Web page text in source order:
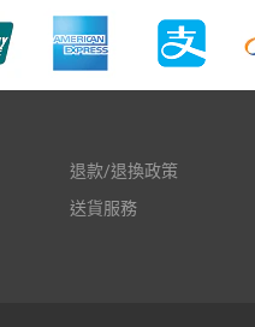
退款/退換政策
送貨服務